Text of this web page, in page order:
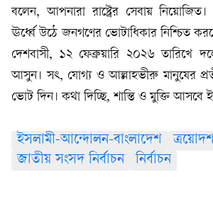
বলেন, আপনারা রাষ্ট্রের সেবায়
ঊর্ধ্বে উঠে জনগণের ভোটাধিকার নিশ্চিত
দেশবাসী, ১২ ফেব্রুয়ারি ২০২৬ তারিখে
আসুন। সৎ, যোগ্য ও আল্লাহভীরু মানুষের
ভোট দিন। কথা দিচ্ছি, শান্তি ও মুক্তি আসবে
ইসলামী-আন্দোলন-বাংলাদেশ
জাতীয় সংসদ নির্বাচন
নির্বাচন